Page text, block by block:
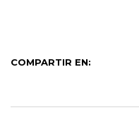
COMPARTIR EN: